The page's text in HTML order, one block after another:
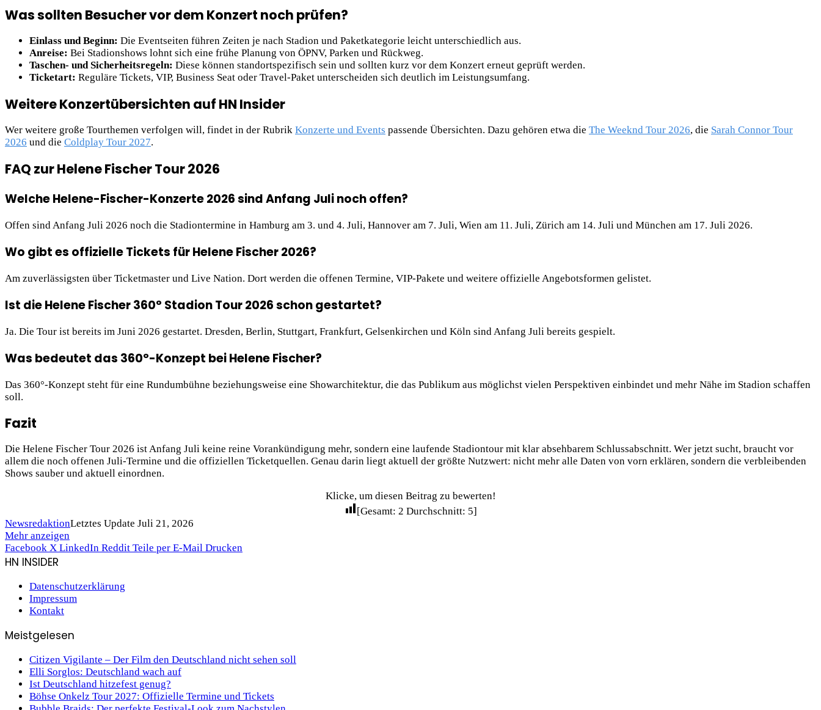
Was sollten Besucher vor dem Konzert noch prüfen?
Einlass und Beginn: Die Eventseiten führen Zeiten je nach Stadion und Paketkategorie leicht unterschiedlich aus.
Anreise: Bei Stadionshows lohnt sich eine frühe Planung von ÖPNV, Parken und Rückweg.
Taschen- und Sicherheitsregeln: Diese können standortspezifisch sein und sollten kurz vor dem Konzert erneut geprüft werden.
Ticketart: Reguläre Tickets, VIP, Business Seat oder Travel-Paket unterscheiden sich deutlich im Leistungsumfang.
Weitere Konzertübersichten auf HN Insider
Wer weitere große Tourthemen verfolgen will, findet in der Rubrik Konzerte und Events passende Übersichten. Dazu gehören etwa die The Weeknd Tour 2026, die Sarah Connor Tour
2026 und die Coldplay Tour 2027.
FAQ zur Helene Fischer Tour 2026
Welche Helene-Fischer-Konzerte 2026 sind Anfang Juli noch offen?
Offen sind Anfang Juli 2026 noch die Stadiontermine in Hamburg am 3. und 4. Juli, Hannover am 7. Juli, Wien am 11. Juli, Zürich am 14. Juli und München am 17. Juli 2026.
Wo gibt es offizielle Tickets für Helene Fischer 2026?
Am zuverlässigsten über Ticketmaster und Live Nation. Dort werden die offenen Termine, VIP-Pakete und weitere offizielle Angebotsformen gelistet.
Ist die Helene Fischer 360° Stadion Tour 2026 schon gestartet?
Ja. Die Tour ist bereits im Juni 2026 gestartet. Dresden, Berlin, Stuttgart, Frankfurt, Gelsenkirchen und Köln sind Anfang Juli bereits gespielt.
Was bedeutet das 360°-Konzept bei Helene Fischer?
Das 360°-Konzept steht für eine Rundumbühne beziehungsweise eine Showarchitektur, die das Publikum aus möglichst vielen Perspektiven einbindet und mehr Nähe im Stadion schaffen
soll.
Fazit
Die Helene Fischer Tour 2026 ist Anfang Juli keine reine Vorankündigung mehr, sondern eine laufende Stadiontour mit klar absehbarem Schlussabschnitt. Wer jetzt sucht, braucht vor
allem die noch offenen Juli-Termine und die offiziellen Ticketquellen. Genau darin liegt aktuell der größte Nutzwert: nicht mehr alle Daten von vorn erklären, sondern die verbleibenden
Shows sauber und aktuell einordnen.
Klicke, um diesen Beitrag zu bewerten!
[Gesamt: 2 Durchschnitt: 5]
NewsredaktionLetztes Update Juli 21, 2026
Mehr anzeigen
Facebook X LinkedIn Reddit Teile per E-Mail Drucken
HN INSIDER
Datenschutzerklärung
Impressum
Kontakt
Meistgelesen
Citizen Vigilante – Der Film den Deutschland nicht sehen soll
Elli Sorglos: Deutschland wach auf
Ist Deutschland hitzefest genug?
Böhse Onkelz Tour 2027: Offizielle Termine und Tickets